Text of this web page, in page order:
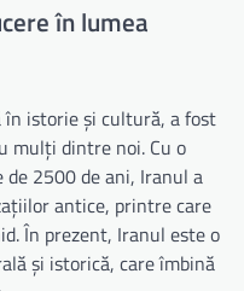
în lumea
în istorie și cultură, a fost
mulți dintre noi. Cu o
2500 de ani, Iranul a
antice, printre care
În prezent, Iranul este o
și istorică, care îmbină